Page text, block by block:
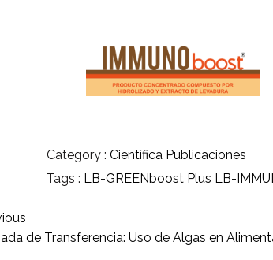
Category : Científica Publicaciones
Tags : LB-GREENboost Plus LB-
de Transferencia: Uso de Algas en